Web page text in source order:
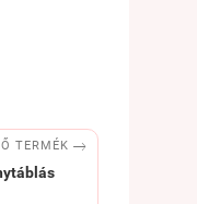
TERMÉK 